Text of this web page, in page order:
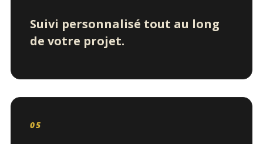
Suivi personnalisé tout au long
de votre projet.
05